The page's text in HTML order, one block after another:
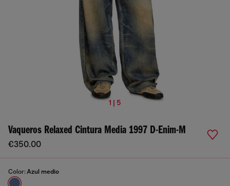
1 | 5
Vaqueros Relaxed Cintura Media 1997 D-Enim-M
€350.00
Color: Azul medio